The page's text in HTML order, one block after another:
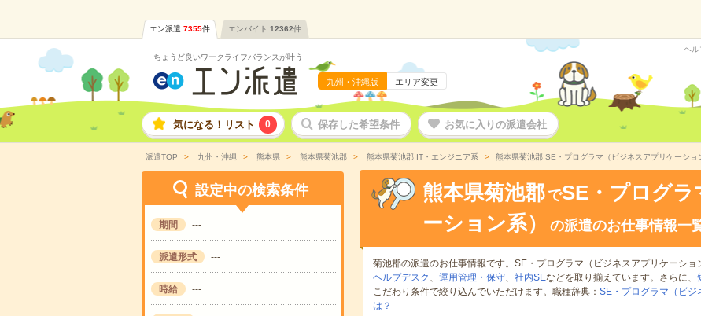
エン派遣 7355件 エンバイト 12362件
ちょうど良いワークライフバランスが叶う
九州・沖縄版 エリア変更
ヘル
気になる！リスト 0 保存した希望条件 お気に入りの派遣会社
派遣TOP 九州・沖縄 熊本県 熊本県菊池郡 熊本県菊池郡 IT・エンジニア系 熊本県菊池郡 SE・プログラマ（ビジネスアプリケーショ
設定中の検索条件
期間 ---
派遣形式 ---
時給 ---
熊本県菊池郡 でSE・プログ
ーション系）
の派遣のお仕事情報一
菊池郡の派遣のお仕事情報です。SE・プログラマ（ビジネスアプリケーショ
ヘルプデスク 、 運用管理・保守、 社内SEなどを取り揃えています。さらに、
こだわり条件で絞り込んでいただけます。職種辞典： SE・プログラマ（ビジ
は？